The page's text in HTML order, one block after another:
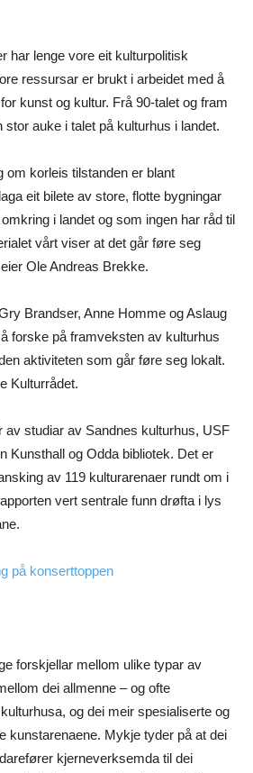
har lenge vore eit kulturpolitisk
ressursar er brukt i arbeidet med å
kunst og kultur. Frå 90-talet og fram
stor auke i talet på kulturhus i landet.
om korleis tilstanden er blant
eit bilete av store, flotte bygningar
i landet og som ingen har råd til
vårt viser at det går føre seg
Ole Andreas Brekke.
Brandser, Anne Homme og Aslaug
forske på framveksten av kulturhus
aktiviteten som går føre seg lokalt.
Kulturrådet.
av studiar av Sandnes kulturhus, USF
Kunsthall og Odda bibliotek. Det er
av 119 kulturarenaer rundt om i
vert sentrale funn drøfta i lys
på konserttoppen
forskjellar mellom ulike typar av
dei allmenne – og ofte
og dei meir spesialiserte og
kunstarenaene. Mykje tyder på at dei
kjerneverksemda til dei